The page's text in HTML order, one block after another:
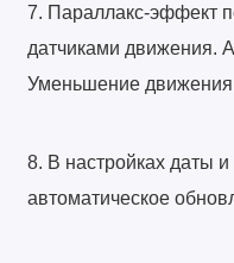
7. Параллакс-эффект
датчиками движения.
Уменьшение
8. В настройках даты
автоматическое